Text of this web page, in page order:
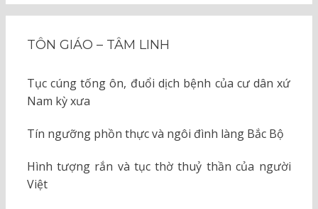
TÔN GIÁO – TÂM LINH
Tục cúng tống ôn, đuổi dịch bệnh của cư dân xứ
Nam kỳ xưa
Tín ngưỡng phồn thực và ngôi đình làng Bắc Bộ
Hình tượng rắn và tục thờ thuỷ thần của người
Việt